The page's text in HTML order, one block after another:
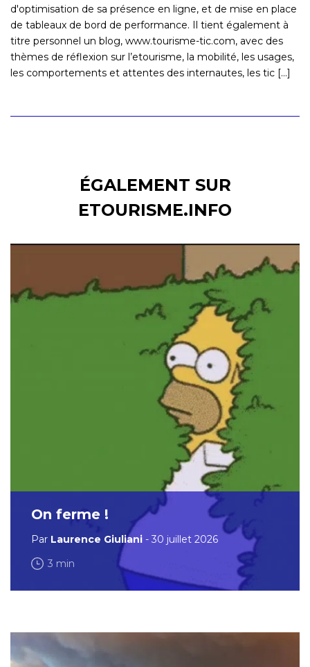
d'optimisation de sa présence en ligne, et de mise en place
de tableaux de bord de performance. Il tient également à
titre personnel un blog, www.tourisme-tic.com, avec des
thèmes de réflexion sur l’etourisme, la mobilité, les usages,
les comportements et attentes des internautes, les tic [...]
ÉGALEMENT SUR
ETOURISME.INFO
On ferme !
Par Laurence Giuliani - 30 juillet 2026
3 min